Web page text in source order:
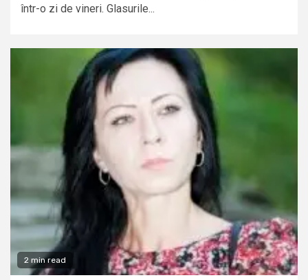
într-o zi de vineri. Glasurile...
2 min read